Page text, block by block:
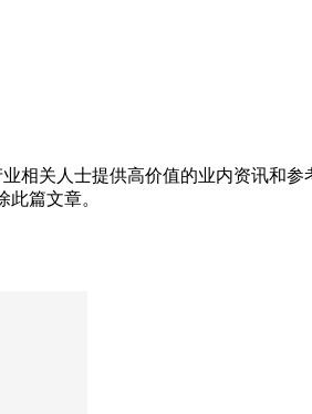
相关人士提供高价值的业内资讯和
此篇文章。